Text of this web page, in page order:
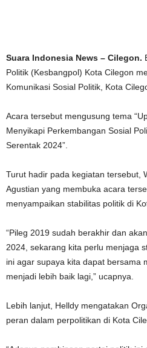
Suara Indonesia News – Cilegon.
Politik (Kesbangpol) Kota Cilegon
Komunikasi Sosial Politik, Kota
Acara tersebut mengusung tema
Menyikapi Perkembangan Sosial
Serentak 2024”.
Turut hadir pada kegiatan tersebut,
Agustian yang membuka acara
menyampaikan stabilitas politik di
“Pileg 2019 sudah berakhir dan
2024, sekarang kita perlu menjaga
ini agar supaya kita dapat bersama
menjadi lebih baik lagi,” ucapnya.
Lebih lanjut, Helldy mengatakan
peran dalam perpolitikan di Kota